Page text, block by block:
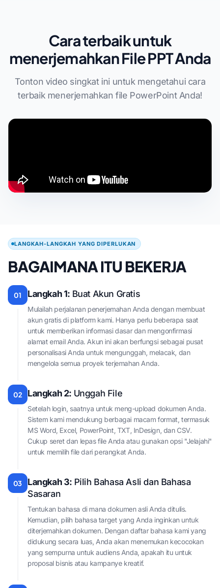
Cara terbaik untuk
menerjemahkan File PPT Anda
Tonton video singkat ini untuk mengetahui cara
terbaik menerjemahkan file PowerPoint Anda!
LANGKAH-LANGKAH YANG DIPERLUKAN
BAGAIMANA ITU BEKERJA
01 Langkah 1: Buat Akun Gratis
Mulailah perjalanan penerjemahan Anda dengan membuat
akun gratis di platform kami. Hanya perlu beberapa saat
untuk memberikan informasi dasar dan mengonfirmasi
alamat email Anda. Akun ini akan berfungsi sebagai pusat
personalisasi Anda untuk mengunggah, melacak, dan
mengelola semua proyek terjemahan Anda.
02 Langkah 2: Unggah File
Setelah login, saatnya untuk meng-upload dokumen Anda.
Sistem kami mendukung berbagai macam format, termasuk
MS Word, Excel, PowerPoint, TXT, InDesign, dan CSV.
Cukup seret dan lepas file Anda atau gunakan opsi "Jelajahi"
untuk memilih file dari perangkat Anda.
03 Langkah 3: Pilih Bahasa Asli dan Bahasa
Sasaran
Tentukan bahasa di mana dokumen asli Anda ditulis.
Kemudian, pilih bahasa target yang Anda inginkan untuk
diterjemahkan dokumen. Dengan daftar bahasa kami yang
didukung secara luas, Anda akan menemukan kecocokan
yang sempurna untuk audiens Anda, apakah itu untuk
proposal bisnis atau kampanye kreatif.